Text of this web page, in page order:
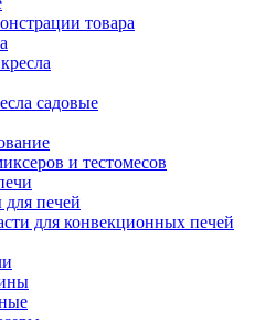
товара
садовые
и тестомесов
для печей
для конвекционных печей